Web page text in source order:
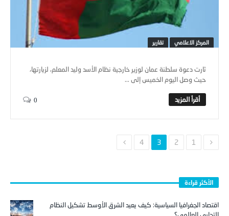
المركز الاعلامي تقارير
ثارت دعوة سلطنة عمان لوزير خارجية نظام الأسد وليد المعلم، لزيارتها،
حيث وصل اليوم الخميس إلى ...
0
1
2
3
4
الأكثر قراءة
اقتصاد الجغرافيا السياسية: كيف يعيد الشرق الأوسط تشكيل النظام